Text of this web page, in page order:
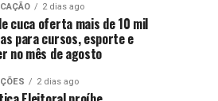
2 dias ago
cuca oferta mais de 10 mil
para cursos, esporte e
no mês de agosto
2 dias ago